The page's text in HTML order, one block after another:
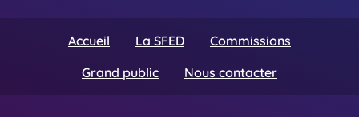
Accueil La SFED
Commissions
Grand public
Nous contacter